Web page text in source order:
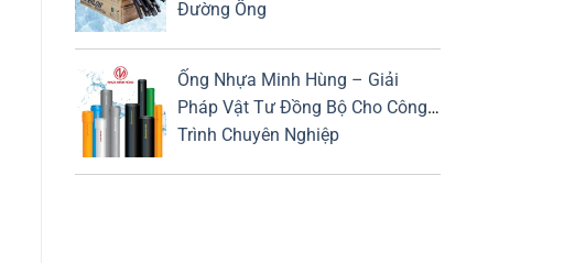
Đường Ống
Ống Nhựa Minh Hùng – Giải
Pháp Vật Tư Đồng Bộ Cho Công
Trình Chuyên Nghiệp